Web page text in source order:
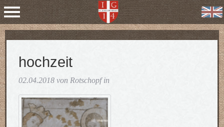
hochzeit
02.04.2018 von Rotschopf in